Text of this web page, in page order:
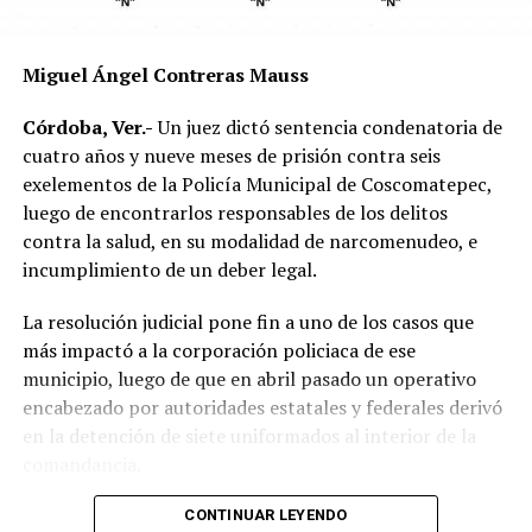
responsabilidad por parte de alguno de los conductores.
Las autoridades exhortaron a los automovilistas y
motociclistas a conducir con precaución, respetar los
límites de velocidad y aumentar la distancia de
seguridad entre vehículos, especialmente durante la
temporada de lluvias, cuando el riesgo de accidentes se
incrementa en las carreteras de la región.
La circulación en la zona se vio afectada por algunos
minutos mientras se realizaban las labores de auxilio y el
levantamiento de indicios por parte de las autoridades.
Posteriormente, el tránsito fue restablecido de manera
normal.
Miguel Ángel Contreras Mauss
Córdoba, Ver.-Un juez dictó sentencia condenatoria de
cuatro años y nueve meses de prisión contra seis
exelementos de la Policía Municipal de Coscomatepec,
luego de encontrarlos responsables de los delitos
contra la salud, en su modalidad de narcomenudeo, e
incumplimiento de un deber legal.
La resolución judicial pone fin a uno de los casos que
más impactó a la corporación policiaca de ese
municipio, luego de que en abril pasado un operativo
encabezado por autoridades estatales y federales derivó
en la detención de siete uniformados al interior de la
La intervención se realizó el 10 de abril mediante un
CONTINUAR LEYENDO